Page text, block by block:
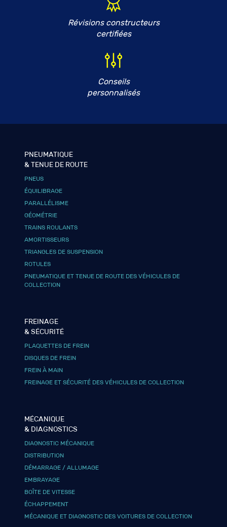
Révisions constructeurs
certifiées
Conseils
personnalisés
PNEUMATIQUE
& TENUE DE ROUTE
PNEUS
ÉQUILIBRAGE
PARALLÉLISME
GÉOMÉTRIE
TRAINS ROULANTS
AMORTISSEURS
TRIANGLES DE SUSPENSION
ROTULES
PNEUMATIQUE ET TENUE DE ROUTE DES VÉHICULES DE
COLLECTION
FREINAGE
& SÉCURITÉ
PLAQUETTES DE FREIN
DISQUES DE FREIN
FREIN À MAIN
FREINAGE ET SÉCURITÉ DES VÉHICULES DE COLLECTION
MÉCANIQUE
& DIAGNOSTICS
DIAGNOSTIC MÉCANIQUE
DISTRIBUTION
DÉMARRAGE / ALLUMAGE
EMBRAYAGE
BOÎTE DE VITESSE
ÉCHAPPEMENT
MÉCANIQUE ET DIAGNOSTIC DES VOITURES DE COLLECTION